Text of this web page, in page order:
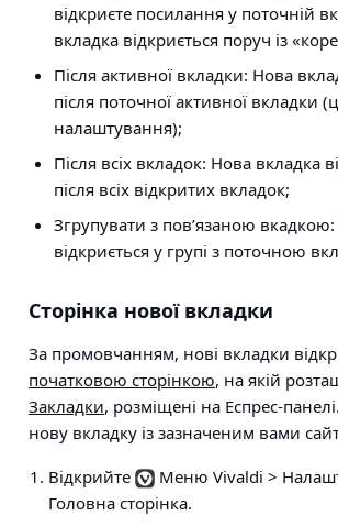
відкриєте посилання у поточній
вкладка відкриється поруч із
Після активної вкладки: Нова
після поточної активної вкладки
налаштування);
Після всіх вкладок: Нова вкладка
після всіх відкритих вкладок;
Згрупувати з пов’язаною вкадкою:
відкриється у групі з поточною
Сторінка нової вкладки
За промовчанням, нові вкладки
початковою сторінкою, на якій
Закладки, розміщені на Еспрес-
нову вкладку із зазначеним вами
Відкрийте
Меню Vivaldi >
Головна сторінка.